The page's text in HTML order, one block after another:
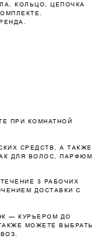
КОЛЬЦО, ЦЕПОЧКА
ПРИ КОМНАТНОЙ
СРЕДСТВ, А ТАКЖЕ
ДЛЯ ВОЛОС, ПАРФЮМ
3 РАБОЧИХ
ДОСТАВКИ С
— КУРЬЕРОМ ДО
МОЖЕТЕ ВЫБРАТЬ
покупки
— тремя
25%